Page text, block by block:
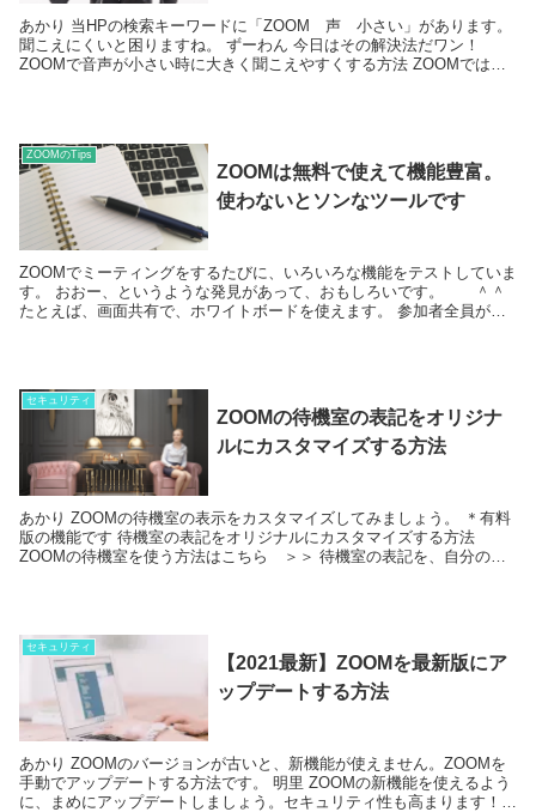
あかり 当HPの検索キーワードに「ZOOM 声 小さい」があります。
聞こえにくいと困りますね。 ずーわん 今日はその解決法だワン！
ZOOMで音声が小さい時に大きく聞こえやすくする方法 ZOOMではマ
ZOOMのTips
ZOOMは無料で使えて機能豊富。
使わないとソンなツールです
ZOOMでミーティングをするたびに、いろいろな機能をテストしていま
す。 おおー、というような発見があって、おもしろいです。 ＾＾
たとえば、画面共有で、ホワイトボードを使えます。 参加者全員が、
セキュリティ
ZOOMの待機室の表記をオリジナ
ルにカスタマイズする方法
あかり ZOOMの待機室の表示をカスタマイズしてみましょう。 ＊有料
版の機能です 待機室の表記をオリジナルにカスタマイズする方法
ZOOMの待機室を使う方法はこちら ＞＞ 待機室の表記を、自分のミ
セキュリティ
【2021最新】ZOOMを最新版にア
ップデートする方法
あかり ZOOMのバージョンが古いと、新機能が使えません。ZOOMを
手動でアップデートする方法です。 明里 ZOOMの新機能を使えるよう
に、まめにアップデートしましょう。セキュリティ性も高まります！